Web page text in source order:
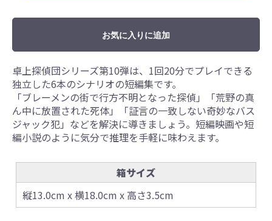
お気に入りに追加
卓上探偵団シリーズ第10弾は、1回20分でプレイできる
独立した6本のシナリオの短編集です。
「ブレーメンの街で行方不明となった探偵」「荒野の真
ん中に放置された死体」「証言の一致しない奇妙なバス
ジャック犯」などを解決に導きましょう。短編映画や短
編小説のように気分で推理を手軽に味わえます。
箱サイズ
縦13.0cm x 横18.0cm x 高さ3.5cm